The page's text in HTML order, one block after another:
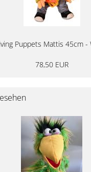
Puppets Mattis 45cm -
78,50 EUR